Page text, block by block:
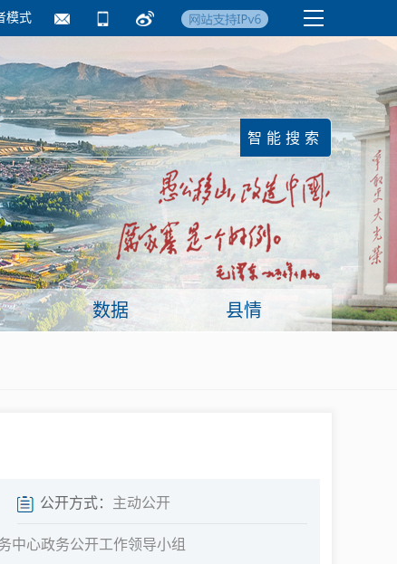
模式
国务院要闻
镇街信息
临沂日报·莒南新
数据 县情
公开方式： 主动公开
中心政务公开工作领导小组